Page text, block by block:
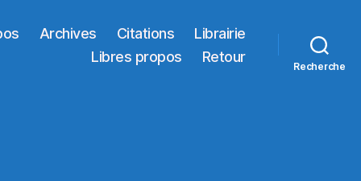
Archives Citations
Librairie
Libres propos
Retour
Recherche